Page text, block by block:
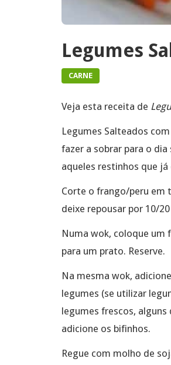
Legumes
CARNE
Veja esta receita de
Legumes Salteados
fazer a sobrar para o
aqueles restinhos que
Corte o frango/peru em
deixe repousar por 10/
Numa wok, coloque um
para um prato. Reserve.
Na mesma wok,
legumes (se utilizar
legumes frescos,
adicione os bifinhos.
Regue com molho de